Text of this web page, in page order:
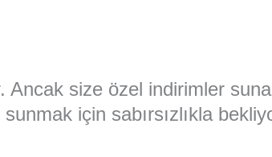
Ancak size özel indirimler
için sabırsızlıkla